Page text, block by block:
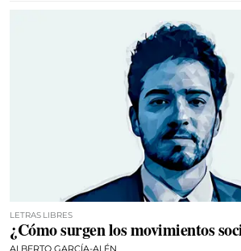
LETRAS LIBRES
¿Cómo surgen los movimientos
ALBERTO GARCÍA-ALÉN